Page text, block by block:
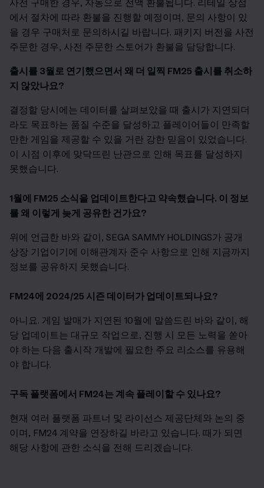
사전 구매한 경우, 자동으로 전액 환불됩니다. 리테일 상점
에서 절차에 따라 환불을 진행할 예정이며, 문의 사항이 있
을 경우 구매처로 문의하시길 바랍니다. 패키지 버전을 사전
주문한 경우, 사전 주문한 스토어가 환불을 담당합니다.
출시를 3월로 연기했으면서 왜 더 일찍 FM25 출시를 취소하
지 않았나요?
결정할 당시에는 데이터를 살펴보았을 때 출시가 지연되더
라도 목표하는 품질 수준을 달성하고 플레이어들이 만족할
만한 게임을 제공할 수 있을 거란 강한 믿음이 있었습니다.
이 시점 이후에 맞닥뜨린 난관으로 인해 목표를 달성하지
못했습니다.
1월에 FM25 소식을 업데이트한다고 약속했습니다. 이 정보
를 왜 이렇게 늦게 공유한 건가요?
위에 언급한 바와 같이, SEGA SAMMY HOLDINGS가 공개
상장 기업이기에 이해관계자 준수 사항으로 인해 지금까지
정보를 공유하지 못했습니다.
FM24에 2024/25 시즌 데이터가 업데이트되나요?
아니요. 게임 발매가 지연된 10월에 말씀드린 바와 같이, 해
당 업데이트는 대규모 작업으로, 진행 시 모든 노력을 쏟아
야 하는 다음 출시작 개발에 필요한 주요 리소스를 유용해
야 합니다.
구독 플랫폼에서 FM24는 계속 플레이할 수 있나요?
현재 여러 플랫폼 파트너 및 라이선스 제공단체와 논의 중
이며, FM24 계약을 연장하길 바라고 있습니다. 때가 되면
해당 사항에 관한 소식을 전해 드리겠습니다.